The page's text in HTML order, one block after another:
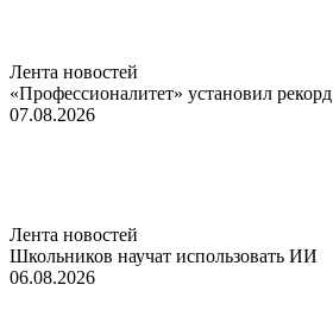
Лента новостей
«Профессионалитет» установил рекорд
07.08.2026
Лента новостей
Школьников научат использовать ИИ
06.08.2026